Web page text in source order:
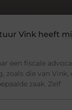
Vink heeft
een fiscale
zoals die van Vink,
zaak. Zelf